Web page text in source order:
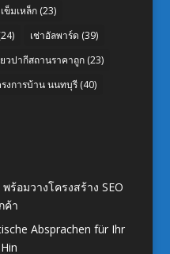
เข็มเหล็ก(23)
เช่าอัลพาร์ด (39)
ยวปากีสถานราคาถูก(23)
งการบ้าน นนทบุรี(40)
ร้อมวางโครงสร้าง SEO
ค้า
Absprachen für Ihr